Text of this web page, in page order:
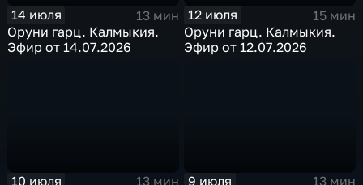
14 июля
13 мин
Оруни гарц. Калмыкия.
Эфир от 14.07.2026
12 июля
15 мин
Оруни гарц. Калмыкия.
Эфир от 12.07.2026
10 июля
13 мин
9 июля
13 мин